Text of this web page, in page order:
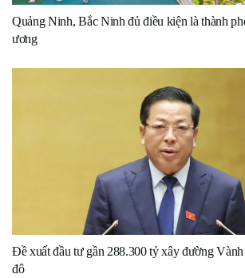
Quảng Ninh, Bắc Ninh đủ điều kiện là thành
ương
Đề xuất đầu tư gần 288.300 tỷ xây đường
đô